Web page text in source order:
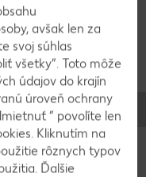
avšak len za
svoj súhlas
všetky”. Toto môže
údajov do krajín
úroveň ochrany
” povolíte len
Kliknutím na
rôznych typov
Ďalšie